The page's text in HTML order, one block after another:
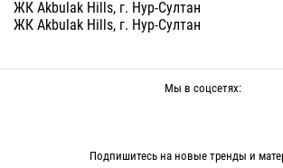
ЖК Akbulak Hills, г. Нур-Султан
ЖК Akbulak Hills, г. Нур-Султан
Мы в соцсетях:
Подпишитесь на новые тренды и